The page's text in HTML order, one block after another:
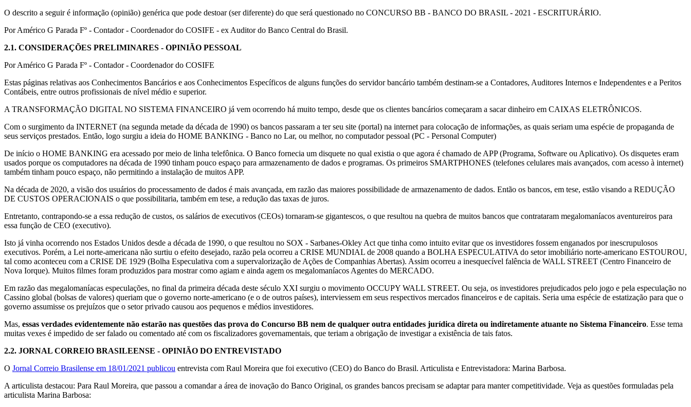
O descrito a seguir é informação (opinião) genérica que pode destoar (ser diferente) do que será questionado no CONCURSO BB - BANCO DO BRASIL - 2021 - ESCRITURÁRIO.
Por Américo G Parada Fº - Contador - Coordenador do COSIFE - ex Auditor do Banco Central do Brasil.
2.1. CONSIDERAÇÕES PRELIMINARES - OPINIÃO PESSOAL
Por Américo G Parada Fº - Contador - Coordenador do COSIFE
Estas páginas relativas aos Conhecimentos Bancários e aos Conhecimentos Específicos de alguns funções do servidor bancário também destinam-se a Contadores, Auditores Internos e Independentes e a Peritos
Contábeis, entre outros profissionais de nível médio e superior.
A TRANSFORMAÇÃO DIGITAL NO SISTEMA FINANCEIRO já vem ocorrendo há muito tempo, desde que os clientes bancários começaram a sacar dinheiro em CAIXAS ELETRÔNICOS.
Com o surgimento da INTERNET (na segunda metade da década de 1990) os bancos passaram a ter seu site (portal) na internet para colocação de informações, as quais seriam uma espécie de propaganda de
seus serviços prestados. Então, logo surgiu a ideia do HOME BANKING - Banco no Lar, ou melhor, no computador pessoal (PC - Personal Computer)
De início o HOME BANKING era acessado por meio de linha telefônica. O Banco fornecia um disquete no qual existia o que agora é chamado de APP (Programa, Software ou Aplicativo). Os disquetes eram
usados porque os computadores na década de 1990 tinham pouco espaço para armazenamento de dados e programas. Os primeiros SMARTPHONES (telefones celulares mais avançados, com acesso à internet)
também tinham pouco espaço, não permitindo a instalação de muitos APP.
Na década de 2020, a visão dos usuários do processamento de dados é mais avançada, em razão das maiores possibilidade de armazenamento de dados. Então os bancos, em tese, estão visando a REDUÇÃO
DE CUSTOS OPERACIONAIS o que possibilitaria, também em tese, a redução das taxas de juros.
Entretanto, contrapondo-se a essa redução de custos, os salários de executivos (CEOs) tornaram-se gigantescos, o que resultou na quebra de muitos bancos que contrataram megalomaníacos aventureiros para
essa função de CEO (executivo).
Isto já vinha ocorrendo nos Estados Unidos desde a década de 1990, o que resultou no SOX - Sarbanes-Okley Act que tinha como intuito evitar que os investidores fossem enganados por inescrupulosos
executivos. Porém, a Lei norte-americana não surtiu o efeito desejado, razão pela ocorreu a CRISE MUNDIAL de 2008 quando a BOLHA ESPECULATIVA do setor imobiliário norte-americano ESTOUROU,
tal como aconteceu com a CRISE DE 1929 (Bolha Especulativa com a supervalorização de Ações de Companhias Abertas). Assim ocorreu a inesquecível falência de WALL STREET (Centro Financeiro de
Nova Iorque). Muitos filmes foram produzidos para mostrar como agiam e ainda agem os megalomaníacos Agentes do MERCADO.
Em razão das megalomaníacas especulações, no final da primeira década deste século XXI surgiu o movimento OCCUPY WALL STREET. Ou seja, os investidores prejudicados pelo jogo e pela especulação no
Cassino global (bolsas de valores) queriam que o governo norte-americano (e o de outros países), interviessem em seus respectivos mercados financeiros e de capitais. Seria uma espécie de estatização para que o
governo assumisse os prejuízos que o setor privado causou aos pequenos e médios investidores.
Mas, essas verdades evidentemente não estarão nas questões das prova do Concurso BB nem de qualquer outra entidades jurídica direta ou indiretamente atuante no Sistema Financeiro. Esse tema
muitas vexes é impedido de ser falado ou comentado até com os fiscalizadores governamentais, que teriam a obrigação de investigar a existência de tais fatos.
2.2. JORNAL CORREIO BRASILEENSE - OPINIÃO DO ENTREVISTADO
O Jornal Correio Brasilense em 18/01/2021 publicou entrevista com Raul Moreira que foi executivo (CEO) do Banco do Brasil. Articulista e Entrevistadora: Marina Barbosa.
A articulista destacou: Para Raul Moreira, que passou a comandar a área de inovação do Banco Original, os grandes bancos precisam se adaptar para manter competitividade. Veja as questões formuladas pela
articulista Marina Barbosa: